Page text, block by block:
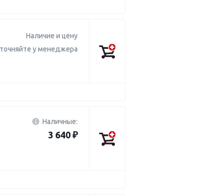
Наличие и цену
у менеджера
Наличные:
3 640 ₽